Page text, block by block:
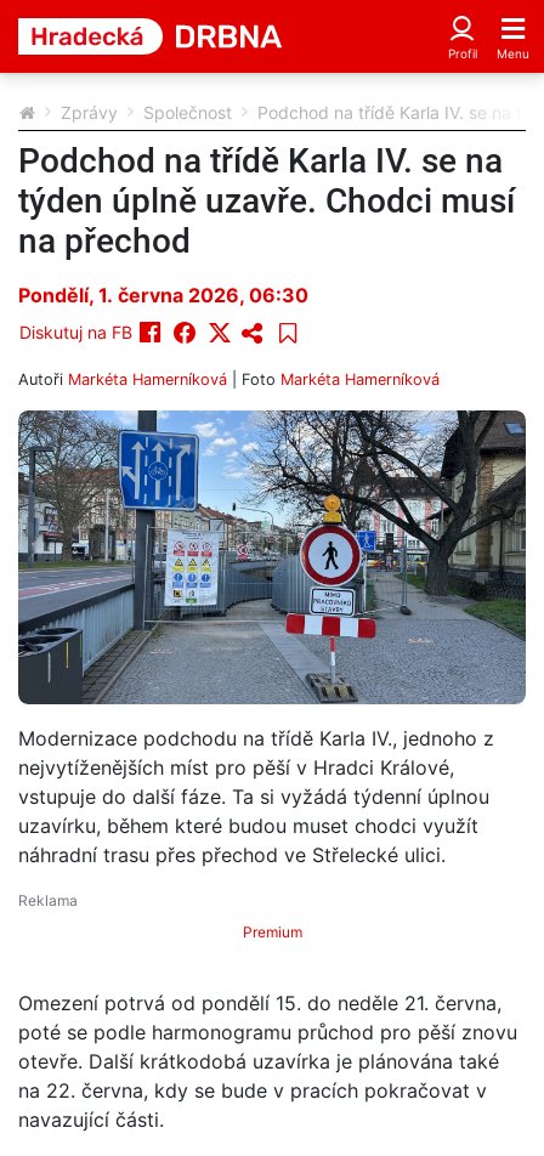
Zprávy Společnost Podchod na třídě Karla IV. se na
Podchod na třídě Karla IV. se na
týden úplně uzavře. Chodci musí
na přechod
Pondělí, 1. června 2026, 06:30
Diskutuj na FB
Autoři Markéta Hamerníková | Foto Markéta Hamerníková
Modernizace podchodu na třídě Karla IV., jednoho z
nejvytíženějších míst pro pěší v Hradci Králové,
vstupuje do další fáze. Ta si vyžádá týdenní úplnou
uzavírku, během které budou muset chodci využít
náhradní trasu přes přechod ve Střelecké ulici.
Premium
Omezení potrvá od pondělí 15. do neděle 21. června,
poté se podle harmonogramu průchod pro pěší znovu
otevře. Další krátkodobá uzavírka je plánována také
na 22. června, kdy se bude v pracích pokračovat v
navazující části.